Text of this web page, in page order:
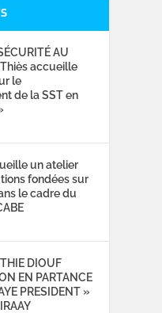
AU
Thiès accueille
le
de la SST en
un atelier
fondées sur
le cadre du
DIOUF
EN PARTANCE
PRESIDENT »